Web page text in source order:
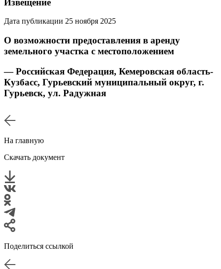
Дата публикации 25 ноября 2025
О возможности предоставления в аренду
земельного участка с местоположением
— Российская Федерация, Кемеровская область-
Кузбасс, Гурьевский муниципальный округ, г.
Гурьевск, ул. Радужная
На главную
Скачать документ
Поделиться ссылкой